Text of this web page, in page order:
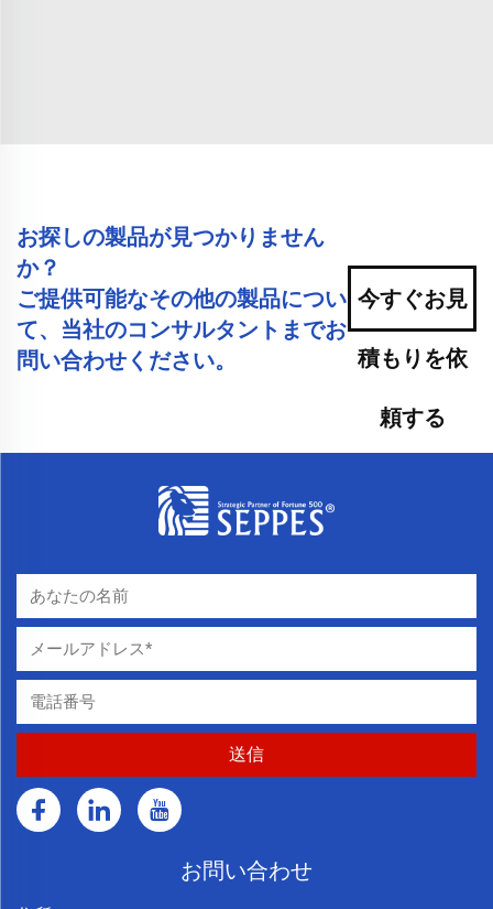
お探しの製品が見つかりません
か？
ご提供可能なその他の製品につい
て、当社のコンサルタントまでお
問い合わせください。
今すぐお見
積もりを依
頼する
お問い合わせ